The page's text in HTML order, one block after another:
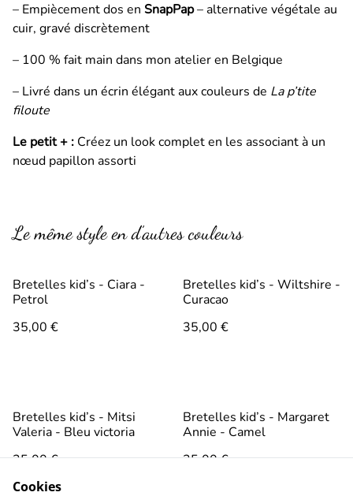
– Empiècement dos en SnapPap– alternative végétale au
cuir, gravé discrètement
– 100 % fait main dans mon atelier en Belgique
– Livré dans un écrin élégant aux couleurs de La p’tite
filoute
Le petit + : Créez un look complet en les associant à un
nœud papillon assorti
Le même style en d’autres couleurs
Bretelles kid’s - Ciara -
Petrol
35,00 €
Bretelles kid’s - Wiltshire -
Curacao
35,00 €
Bretelles kid’s - Mitsi
Valeria - Bleu victoria
35,00 €
Bretelles kid’s - Margaret
Annie - Camel
35,00 €
Cookies